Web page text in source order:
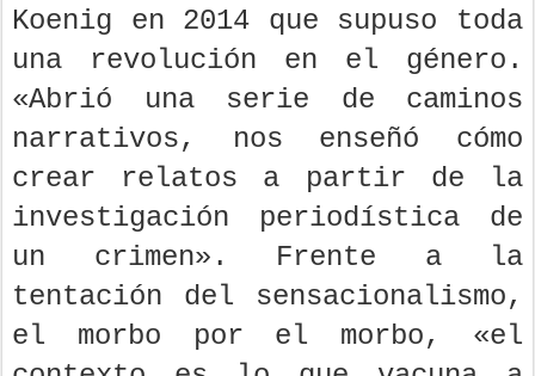
Koenig en 2014 que supuso toda
una revolución en el género.
«Abrió una serie de caminos
narrativos, nos enseñó cómo
crear relatos a partir de la
investigación periodística de
un crimen». Frente a la
tentación del sensacionalismo,
el morbo por el morbo, «el